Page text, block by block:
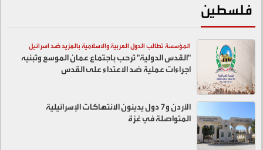
فلسطين
المؤسسة تطالب الدول العربية والاسلامية بالمزيد ضد اسرائيل
"القدس الدولية" ترحب باجتماع عمان الموسع وتبنيه
اجراءات عملية ضد الاعتداء على القدس
الأردن و7 دول يدينون الانتهاكات الإسرائيلية
المتواصلة في غزة